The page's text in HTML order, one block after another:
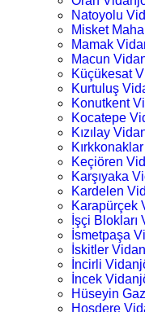
Natoyolu
Misket
Mamak
Macun
Küçükesat
Kurtuluş
Konutkent
Kocatepe
Kızılay
Keçiören
Karşıyaka
Kardelen
Karapürçek
İşçi
İsmetpaşa
İskitler
İncirli
İncek
Hüseyin
Hoşdere